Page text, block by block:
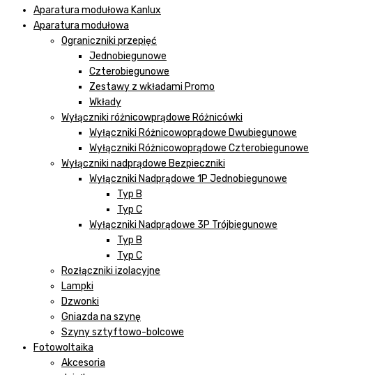
Aparatura modułowa Kanlux
Aparatura modułowa
Ograniczniki przepięć
Jednobiegunowe
Czterobiegunowe
Zestawy z wkładami Promo
Wkłady
Wyłączniki różnicowprądowe Różnicówki
Wyłączniki Różnicowoprądowe Dwubiegunowe
Wyłączniki Różnicowoprądowe Czterobiegunowe
Wyłączniki nadprądowe Bezpieczniki
Wyłączniki Nadprądowe 1P Jednobiegunowe
Typ B
Typ C
Wyłączniki Nadprądowe 3P Trójbiegunowe
Typ B
Typ C
Rozłączniki izolacyjne
Lampki
Dzwonki
Gniazda na szynę
Szyny sztyftowo-bolcowe
Fotowoltaika
Akcesoria